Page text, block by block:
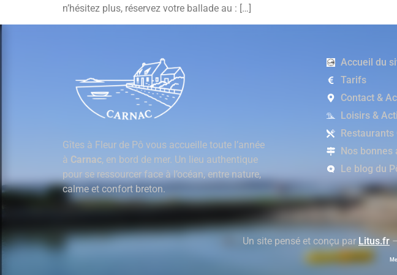
n’hésitez plus, réservez votre ballade au : […]
Gîtes à Fleur de Pô vous accueille toute l’année
à Carnac, en bord de mer. Un lieu authentique
pour se ressourcer face à l’océan, entre nature,
calme et confort breton.
Accueil du
Tarifs
Contact &
Loisirs &
Restaurants
Nos bonnes
Le blog du
Un site pensé et conçu par Litus.fr